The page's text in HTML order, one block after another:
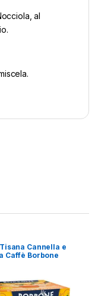
al
Cannella e
Caffè Borbone